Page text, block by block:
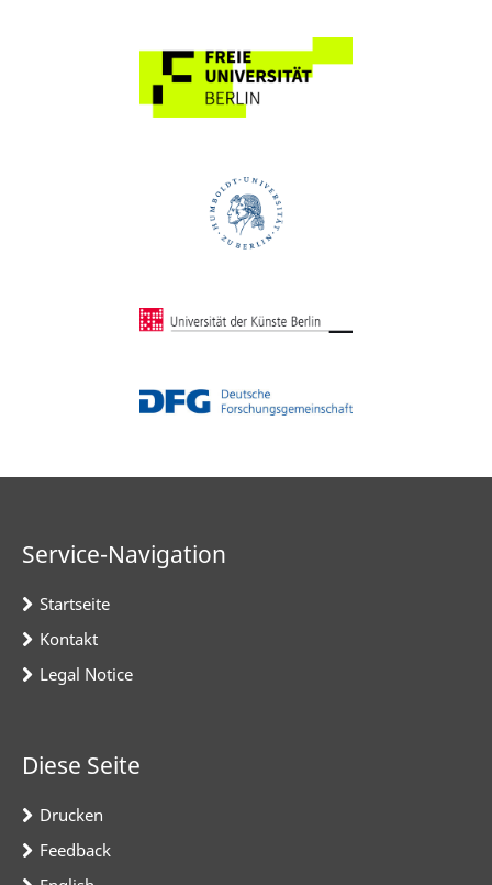
Service-Navigation
Startseite
Kontakt
Legal Notice
Diese Seite
Drucken
Feedback